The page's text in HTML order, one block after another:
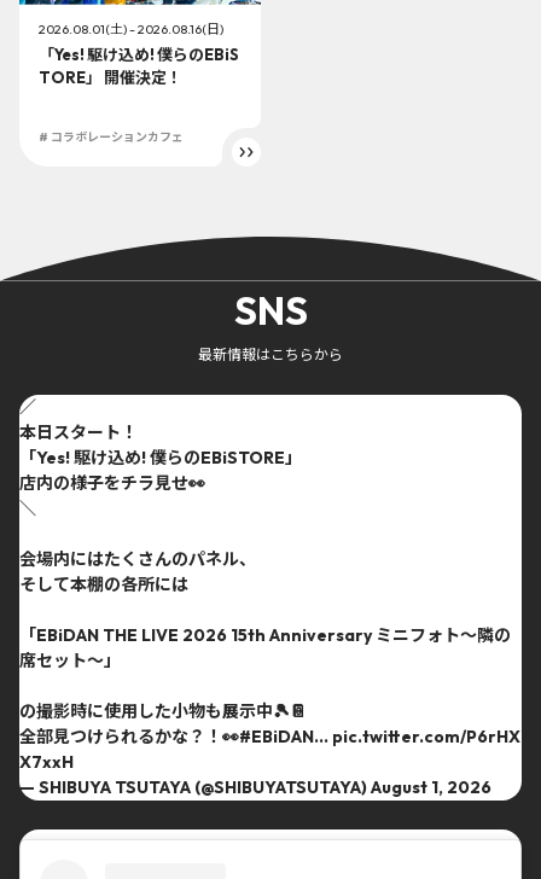
2026.08.01(土) - 2026.08.16(日)
「Yes! 駆け込め! 僕らのEBiS
TORE」 開催決定！
# コラボレーションカフェ
SNS
最新情報はこちらから
／
本日スタート！
「Yes! 駆け込め! 僕らのEBiSTORE」
店内の様子をチラ見せ👀
＼
会場内にはたくさんのパネル、
そして本棚の各所には
「EBiDAN THE LIVE 2026 15th Anniversary ミニフォト〜隣の
席セット〜」
の撮影時に使用した小物も展示中🎾📔
全部見つけられるかな？！👀#EBiDAN… pic.twitter.com/P6rHX
X7xxH
— SHIBUYA TSUTAYA (@SHIBUYATSUTAYA)August 1, 2026